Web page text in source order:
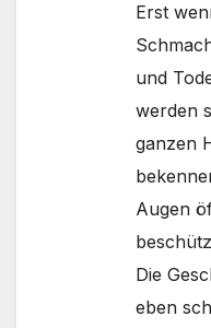
Erst
und
werden
ganzen
Augen
Die
eben